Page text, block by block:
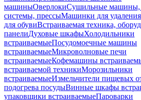
машиныОверлокиСушильные
системы, прессыМашинки для
для обувиВстраиваемая техника,
панелиДуховые шкафыХолодильники
встраиваемыеПосудомоечные машины
встраиваемыеМикроволновые печи
встраиваемыеКофемашины
встраиваемой техникиМорозильники
встраиваемыеИзмельчители пищевых
подогрева посудыВинные шкафы
упаковщики встраиваемыеПароварки